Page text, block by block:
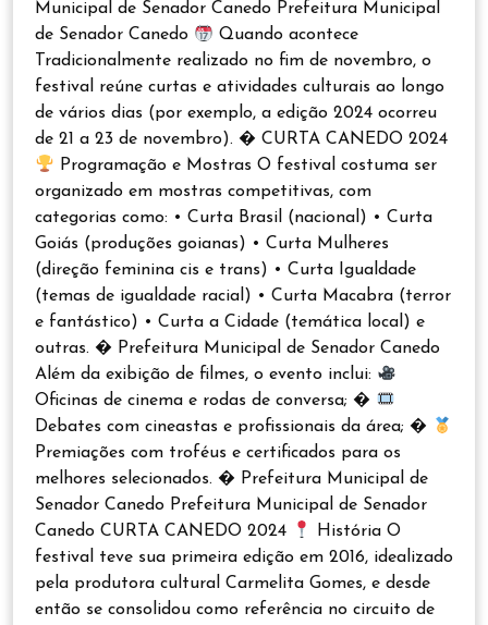
Municipal de Senador Canedo Prefeitura Municipal
de Senador Canedo
Quando acontece
Tradicionalmente realizado no fim de novembro, o
festival reúne curtas e atividades culturais ao longo
de vários dias (por exemplo, a edição 2024 ocorreu
de 21 a 23 de novembro). � CURTA CANEDO 2024
Programação e Mostras O festival costuma ser
organizado em mostras competitivas, com
categorias como: • Curta Brasil (nacional) • Curta
Goiás (produções goianas) • Curta Mulheres
(direção feminina cis e trans) • Curta Igualdade
(temas de igualdade racial) • Curta Macabra (terror
e fantástico) • Curta a Cidade (temática local) e
outras. � Prefeitura Municipal de Senador Canedo
Além da exibição de filmes, o evento inclui:
Oficinas de cinema e rodas de conversa; �
Debates com cineastas e profissionais da área; �
Premiações com troféus e certificados para os
melhores selecionados. � Prefeitura Municipal de
Senador Canedo Prefeitura Municipal de Senador
Canedo CURTA CANEDO 2024
História O
festival teve sua primeira edição em 2016, idealizado
pela produtora cultural Carmelita Gomes, e desde
então se consolidou como referência no circuito de